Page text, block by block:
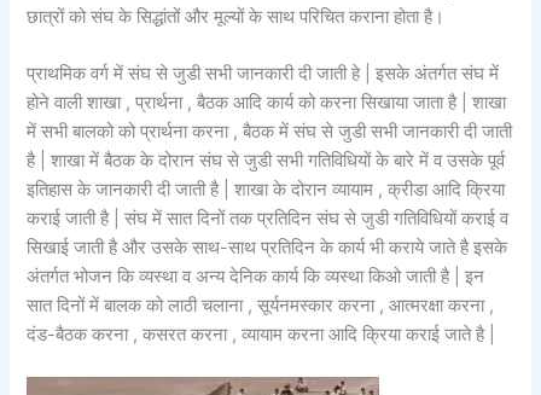
छात्रों को संघ के सिद्धांतों और मूल्यों के साथ परिचित कराना होता है।
प्राथमिक वर्ग में संघ से जुडी सभी जानकारी दी जाती हे | इसके अंतर्गत संघ में
होने वाली शाखा , प्रार्थना , बैठक आदि कार्य को करना सिखाया जाता है | शाखा
में सभी बालको को प्रार्थना करना , बैठक में संघ से जुडी सभी जानकारी दी जाती
है | शाखा में बैठक के दोरान संघ से जुडी सभी गतिविधियों के बारे में व उसके पूर्व
इतिहास के जानकारी दी जाती है | शाखा के दोरान व्यायाम , क्रीडा आदि क्रिया
कराई जाती है | संघ में सात दिनों तक प्रतिदिन संघ से जुडी गतिविधियों कराई व
सिखाई जाती है और उसके साथ-साथ प्रतिदिन के कार्य भी कराये जाते है इसके
अंतर्गत भोजन कि व्यस्था व अन्य देनिक कार्य कि व्यस्था किओ जाती है | इन
सात दिनों में बालक को लाठी चलाना , सूर्यनमस्कार करना , आत्मरक्षा करना ,
दंड-बैठक करना , कसरत करना , व्यायाम करना आदि क्रिया कराई जाते है |